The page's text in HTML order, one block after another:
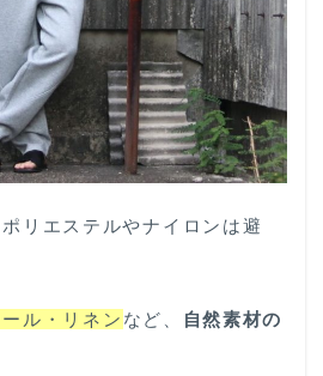
リエステルやナイロンは避
ル・リネン など、
自然素材の